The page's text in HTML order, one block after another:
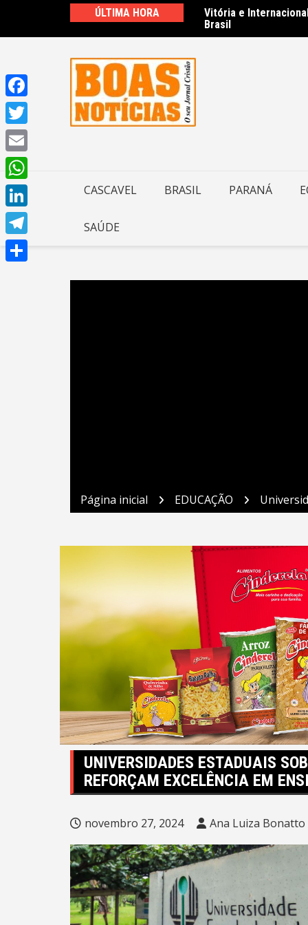
o
ÚLTIMA HORA
Vitória e
Brasil
Fies começa a
CASCAVEL BRASIL PARANÁ
SAÚDE
Página inicial EDUCAÇÃO
UNIVERSIDADES ESTADUAIS
REFORÇAM EXCELÊNCIA EM
novembro 27, 2024 Ana Luiza Bonatto
Facebook
Twitter
Email
WhatsApp
LinkedIn
Telegram